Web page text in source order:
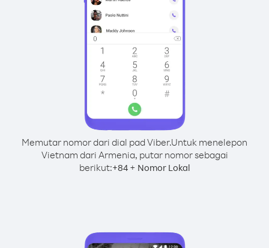
Memutar nomor dari dial pad Viber.Untuk menelepon
Vietnam dari Armenia, putar nomor sebagai
berikut:+84+ Nomor Lokal